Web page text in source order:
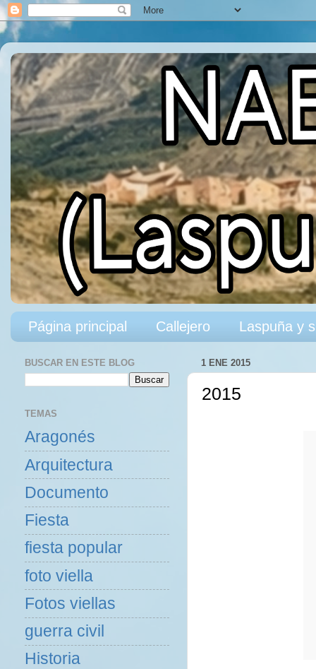
Página principal Callejero Laspuña y
1 ENE 2015
2015
BUSCAR EN ESTE BLOG
TEMAS
Aragonés
Arquitectura
Documento
Fiesta
fiesta popular
foto viella
Fotos viellas
guerra civil
Historia